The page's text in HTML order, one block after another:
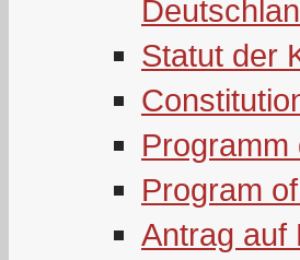
Statut der
Programm
Program
Antrag auf